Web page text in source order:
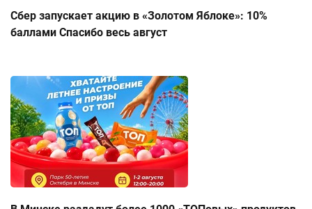
Сбер запускает акцию в «Золотом Яблоке»: 10%
баллами Спасибо весь август